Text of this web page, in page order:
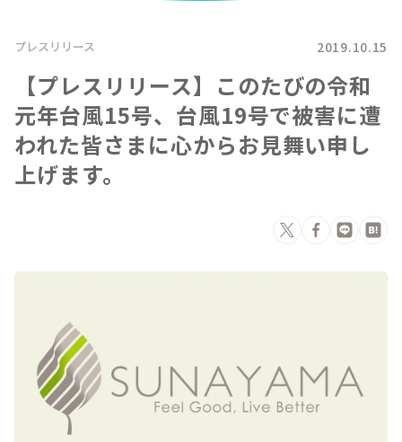
プレスリリース 2019.10.15
【プレスリリース】このたびの令和
元年台風15号、台風19号で被害に遭
われた皆さまに心からお見舞い申し
上げます。